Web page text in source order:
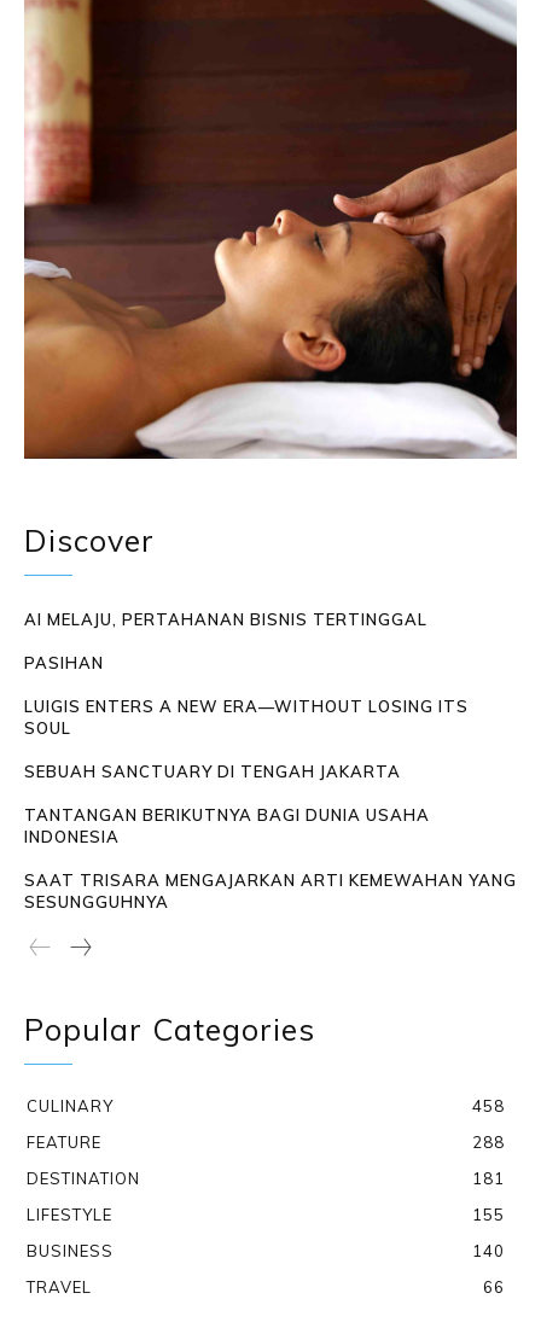
Discover
AI MELAJU, PERTAHANAN BISNIS TERTINGGAL
PASIHAN
LUIGIS ENTERS A NEW ERA—WITHOUT LOSING ITS
SOUL
SEBUAH SANCTUARY DI TENGAH JAKARTA
TANTANGAN BERIKUTNYA BAGI DUNIA USAHA
INDONESIA
SAAT TRISARA MENGAJARKAN ARTI KEMEWAHAN YANG
SESUNGGUHNYA
Popular Categories
CULINARY
458
FEATURE
288
DESTINATION
181
LIFESTYLE
155
BUSINESS
140
TRAVEL
66